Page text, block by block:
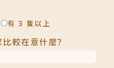
有 3 隻以上
較在意什麼?